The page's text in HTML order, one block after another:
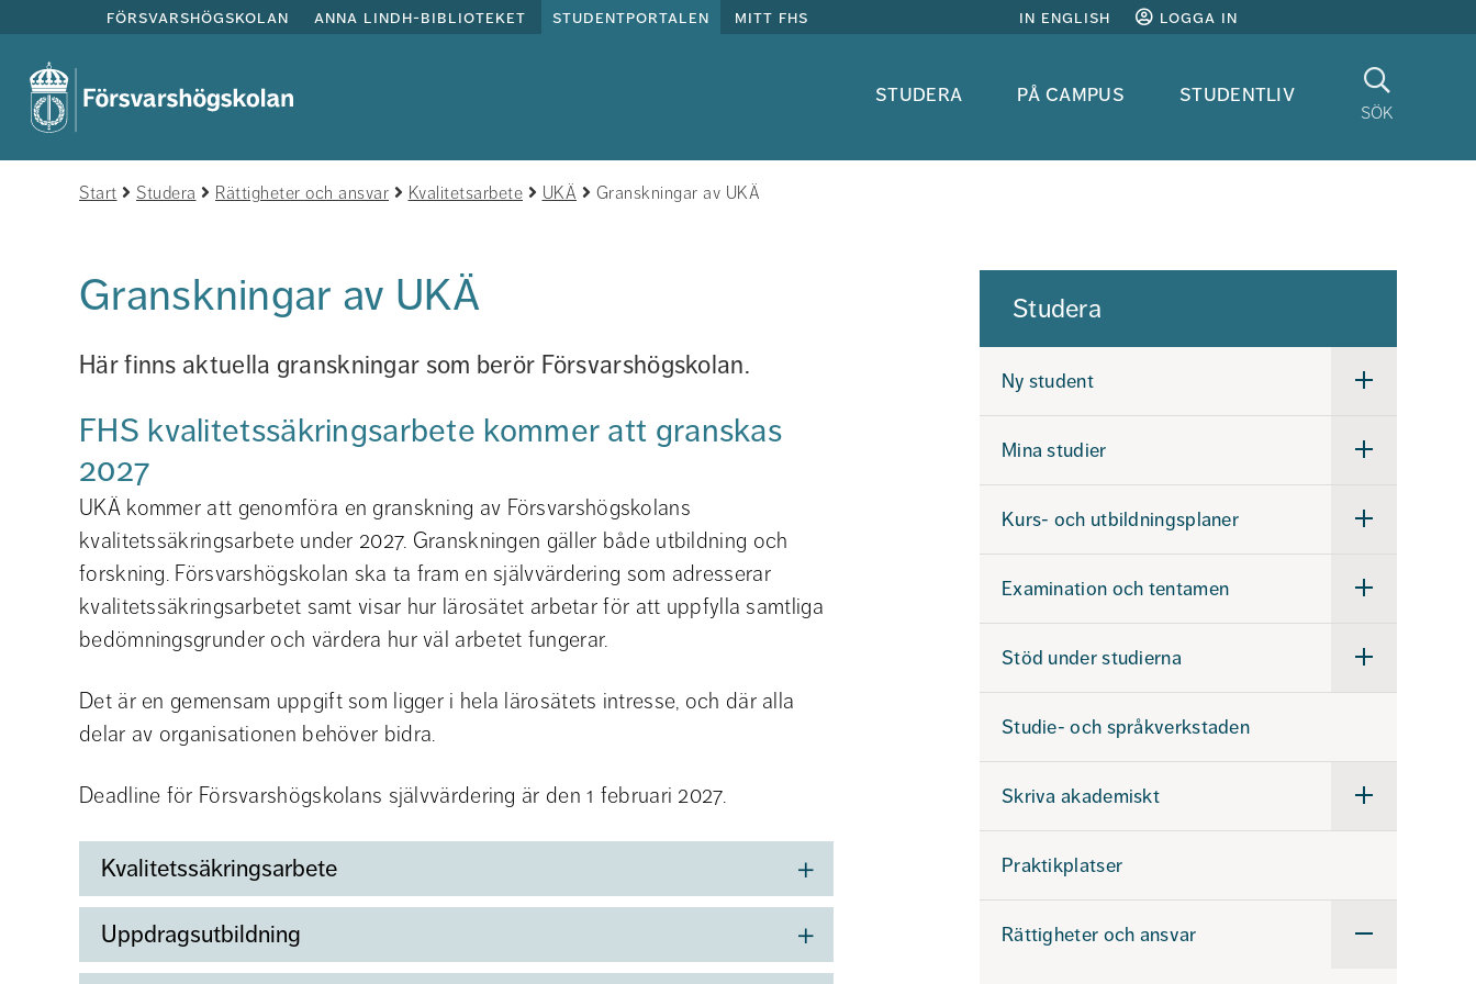
försvarshögskolan anna lindh-biblioteket studentportalen mitt fhs in english logga in
studera på campus studentliv
sök
Sök
Start Studera Rättigheter och ansvar Kvalitetsarbete UKÄ Granskningar av UKÄ
Granskningar av UKÄ​
Här finns aktuella granskningar som berör Försvarshögskolan.
FHS kvalitetssäkringsarbete kommer att granskas
2027
UKÄ kommer att genomföra en granskning av Försvarshögskolans
kvalitetssäkringsarbete under 2027. Granskningen gäller både utbildning och
forskning. Försvarshögskolan ska ta fram en självvärdering som adresserar
kvalitetssäkringsarbetet samt visar hur lärosätet arbetar för att uppfylla samtliga
bedömningsgrunder och värdera hur väl arbetet fungerar.
Det är en gemensam uppgift som ligger i hela lärosätets intresse, och där alla
delar av organisationen behöver bidra.
Deadline för Försvarshögskolans självvärdering är den 1 februari 2027.
Kvalitetssäkringsarbete
Uppdragsutbildning
Studera
Ny student
Undermeny
student
Mina studier
Undermeny
studier
Kurs- och utbildningsplaner
Undermeny
och
utbildningsplaner
Examination och tentamen
Undermeny
och
tentamen
Stöd under studierna
Undermeny
Stöd
Studie- och språkverkstaden
Skriva akademiskt
Undermeny
Skriva
Praktikplatser
Rättigheter och ansvar